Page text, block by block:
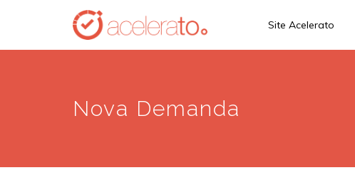
main
Site Acelerato
Nova Demanda